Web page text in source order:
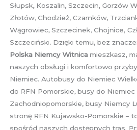
Słupsk, Koszalin, Szczecin, Gorzów
Złotów, Chodzież, Czarnków,
Wągrowiec, Szczecinek, Chojnice,
Szczeciński. Dzięki temu, bez
Polska Niemcy Witnica mieszkasz,
naszych obsługi i komfortowo
Niemiec. Autobusy do Niemiec
do RFN Pomorskie, busy do Niemiec
Zachodniopomorskie, busy Niemcy
stronę RFN Kujawsko-Pomorskie –
spośród naszych dostępnych tras.